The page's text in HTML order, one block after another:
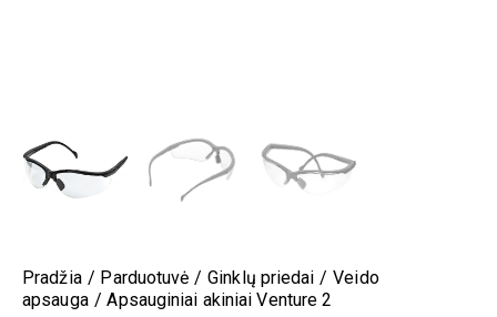
Pradžia Parduotuvė Ginklų priedai
Veido
apsauga
Apsauginiai akiniai Venture 2